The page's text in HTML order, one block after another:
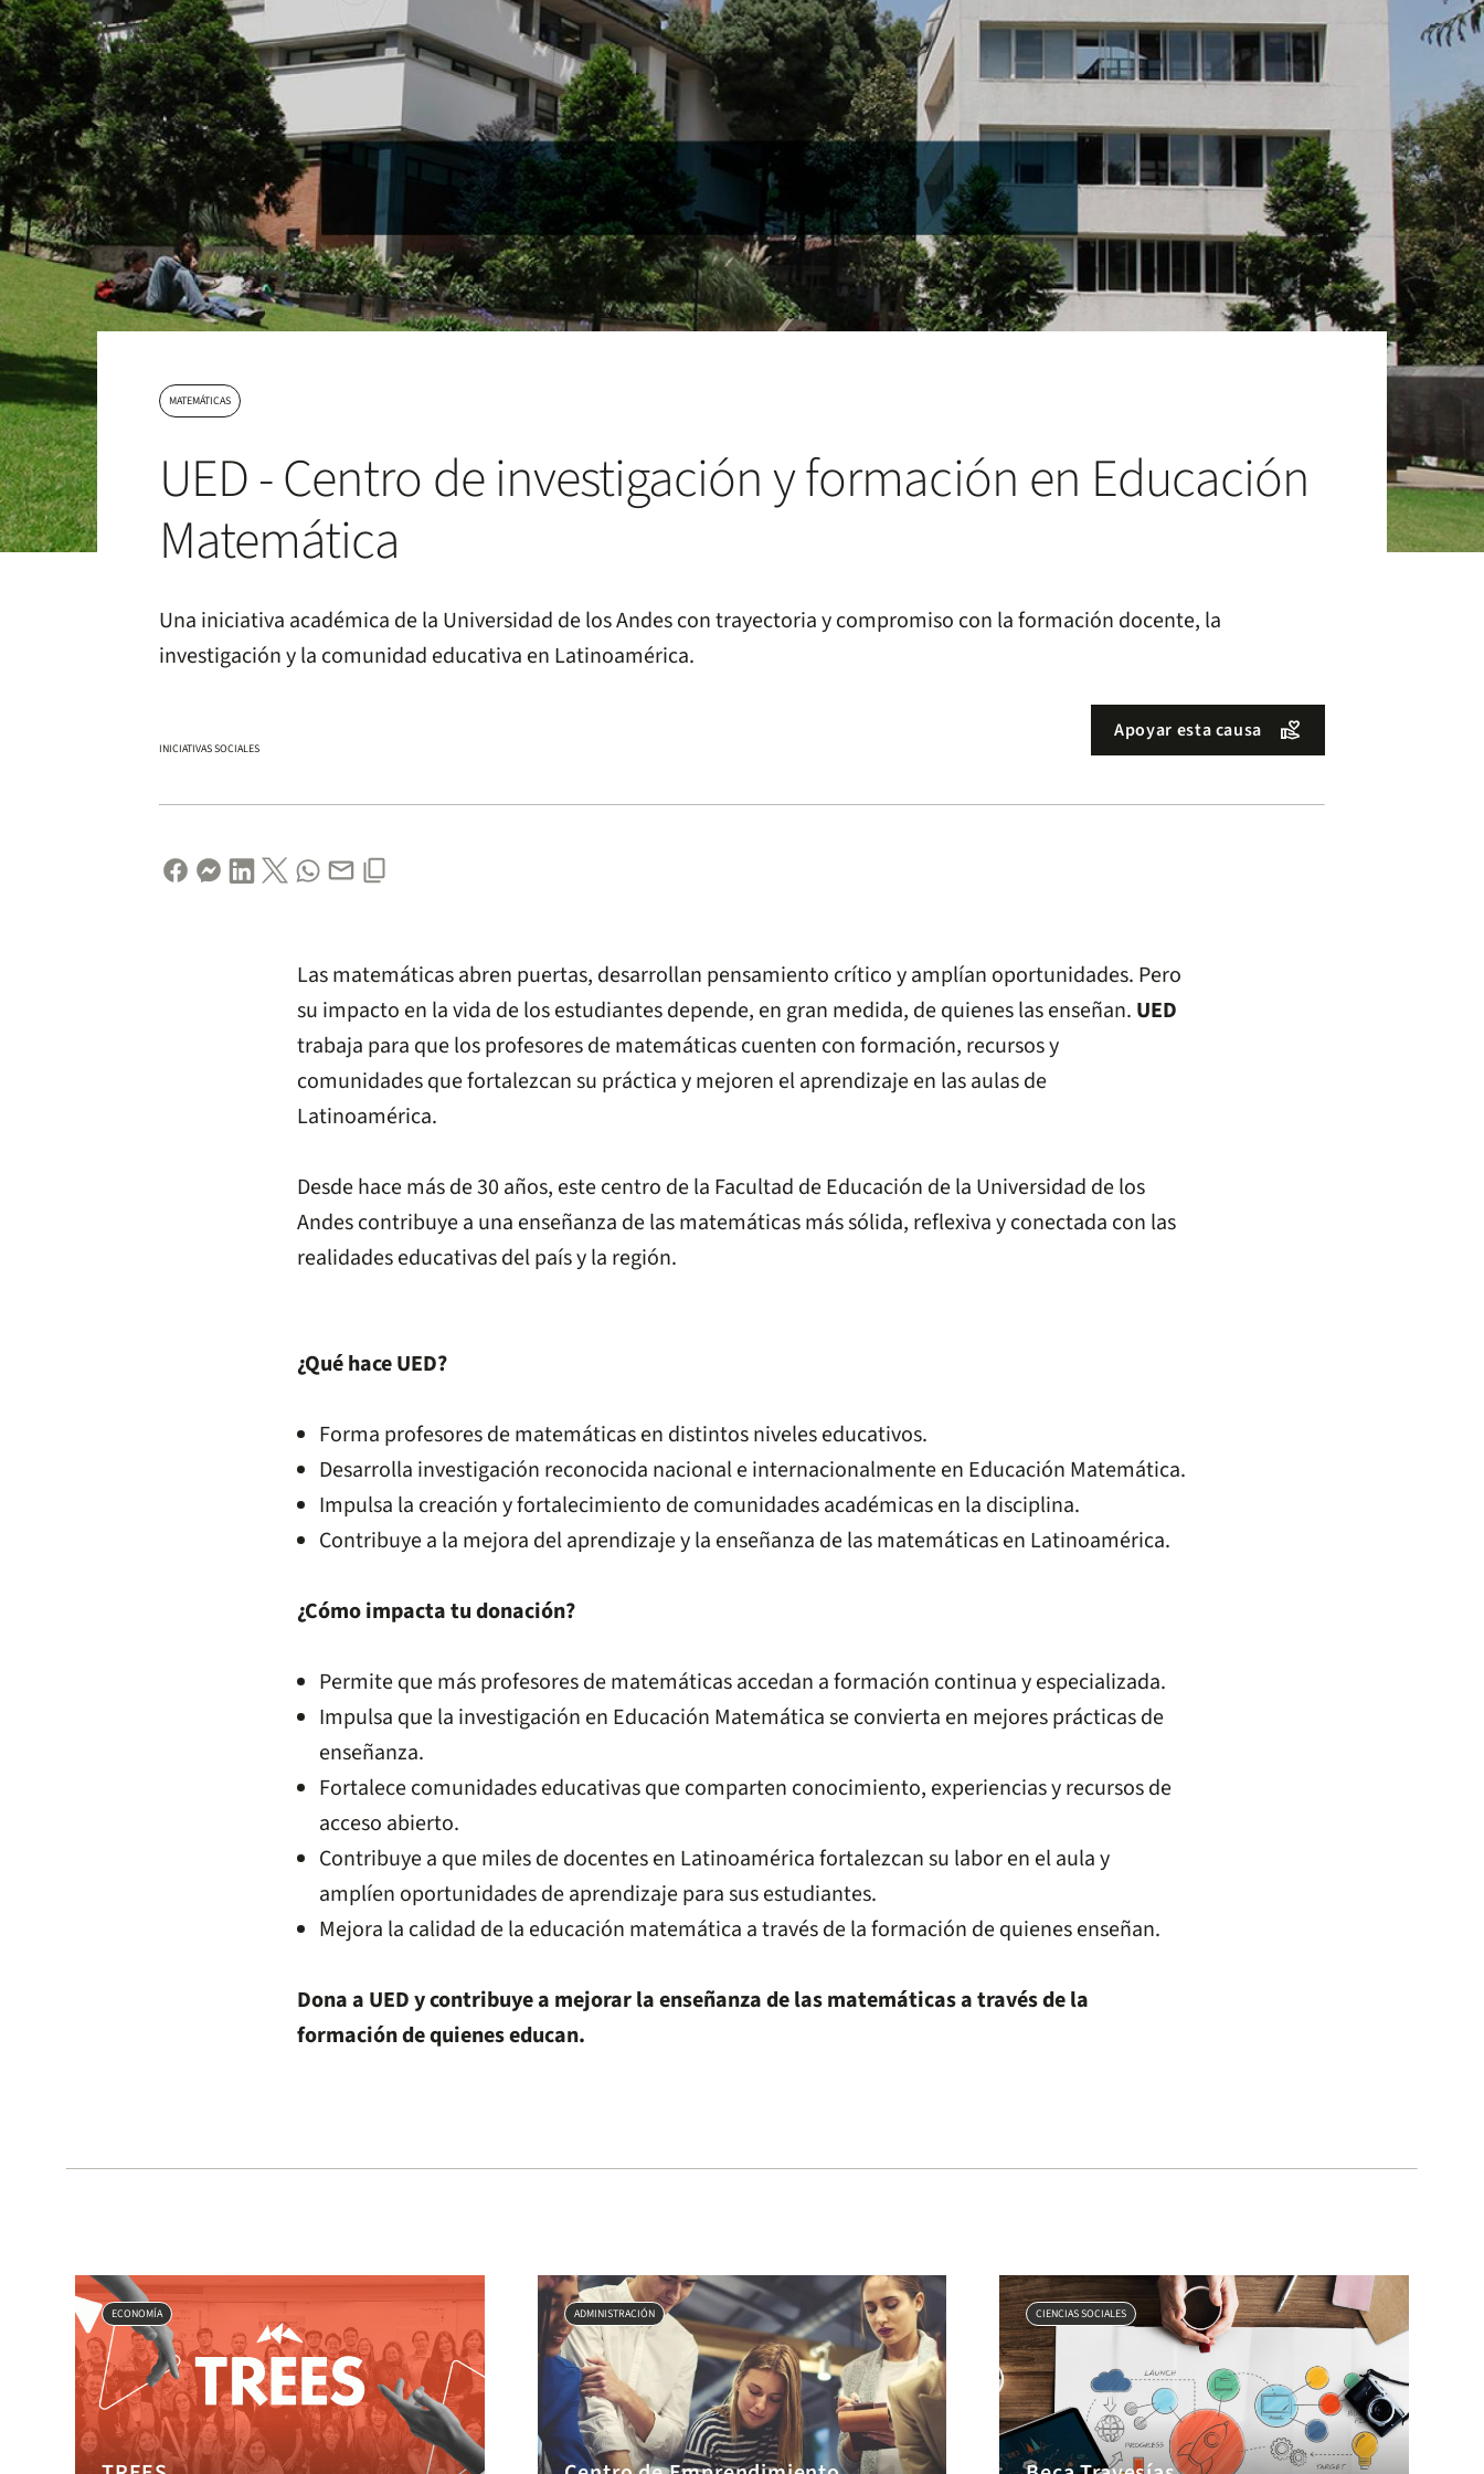
MATEMÁTICAS
UED - Centro de investigación y formación en Educación
Matemática
Una iniciativa académica de la Universidad de los Andes con trayectoria y compromiso con la formación docente, la
investigación y la comunidad educativa en Latinoamérica.
INICIATIVAS SOCIALES
Apoyar esta causa volunteer_activism
Las matemáticas abren puertas, desarrollan pensamiento crítico y amplían oportunidades. Pero
su impacto en la vida de los estudiantes depende, en gran medida, de quienes las enseñan. UED
trabaja para que los profesores de matemáticas cuenten con formación, recursos y
comunidades que fortalezcan su práctica y mejoren el aprendizaje en las aulas de
Latinoamérica.
Desde hace más de 30 años, este centro de la Facultad de Educación de la Universidad de los
Andes contribuye a una enseñanza de las matemáticas más sólida, reflexiva y conectada con las
realidades educativas del país y la región.
¿Qué hace UED?
Forma profesores de matemáticas en distintos niveles educativos.
Desarrolla investigación reconocida nacional e internacionalmente en Educación Matemática.
Impulsa la creación y fortalecimiento de comunidades académicas en la disciplina.
Contribuye a la mejora del aprendizaje y la enseñanza de las matemáticas en Latinoamérica.
¿Cómo impacta tu donación?
Permite que más profesores de matemáticas accedan a formación continua y especializada.
Impulsa que la investigación en Educación Matemática se convierta en mejores prácticas de
enseñanza.
Fortalece comunidades educativas que comparten conocimiento, experiencias y recursos de
acceso abierto.
Contribuye a que miles de docentes en Latinoamérica fortalezcan su labor en el aula y
amplíen oportunidades de aprendizaje para sus estudiantes.
Mejora la calidad de la educación matemática a través de la formación de quienes enseñan.
Dona a UED y contribuye a mejorar la enseñanza de las matemáticas a través de la
formación de quienes educan.
ECONOMÍA ADMINISTRACIÓN CIENCIAS SOCIALES